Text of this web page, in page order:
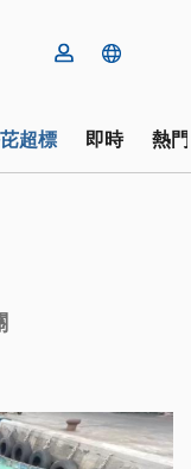
超標 即時 熱